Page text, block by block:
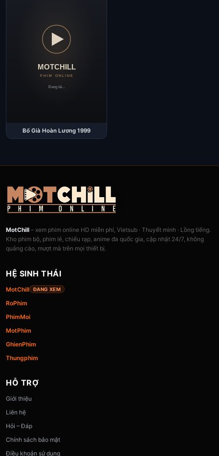
Bố Già Hoàn Lương 1999
MotChill – xem phim online HD miễn phí, Vietsub · Thuyết minh · Lồng tiếng.
Kho phim bộ, phim lẻ, chiếu rạp, anime đa quốc gia, cập nhật 24/7, không
quảng cáo, mượt mà trên mọi thiết bị.
HỆ SINH THÁI
MotChill ĐANG XEM
RoPhim
PhimMoi
MotPhim
GhienPhim
Thungphim
HỖ TRỢ
Giới thiệu
Liên hệ
Hỏi – Đáp
Chính sách bảo mật
Điều khoản sử dụng